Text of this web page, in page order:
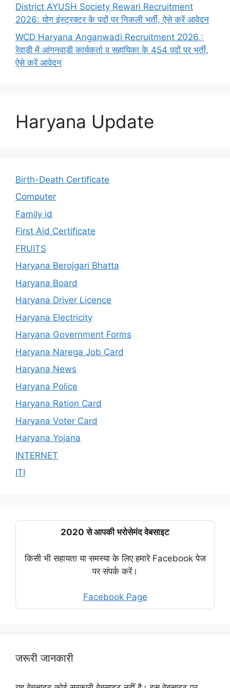
District AYUSH Society Rewari Recruitment
2026: योग इंस्ट्रक्टर के पदों पर निकली भर्ती, ऐसे करें आवेदन
WCD Haryana Anganwadi Recruitment 2026 :
रेवाड़ी में आंगनवाड़ी कार्यकर्ता व सहायिका के 454 पदों पर भर्ती,
ऐसे करें आवेदन
Haryana Update
Birth-Death Certificate
Computer
Family id
First Aid Certificate
FRUITS
Haryana Berojgari Bhatta
Haryana Board
Haryana Driver Licence
Haryana Electricity
Haryana Government Forms
Haryana Narega Job Card
Haryana News
Haryana Police
Haryana Ration Card
Haryana Voter Card
Haryana Yojana
INTERNET
ITI
2020 से आपकी भरोसेमंद वेबसाइट
किसी भी सहायता या समस्या के लिए हमारे Facebook पेज
पर संपर्क करें।
Facebook Page
जरूरी जानकारी